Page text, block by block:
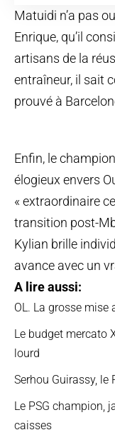
Matuidi n’a pas
Enrique, qu’il
artisans de la
entraîneur, il sait
prouvé à
Enfin, le
élogieux envers
« extraordinaire
transition post-
Kylian brille
avance avec un
A lire aussi:
OL. La grosse mise
Le budget mercato
lourd
Serhou Guirassy, le
Le PSG champion,
caisses